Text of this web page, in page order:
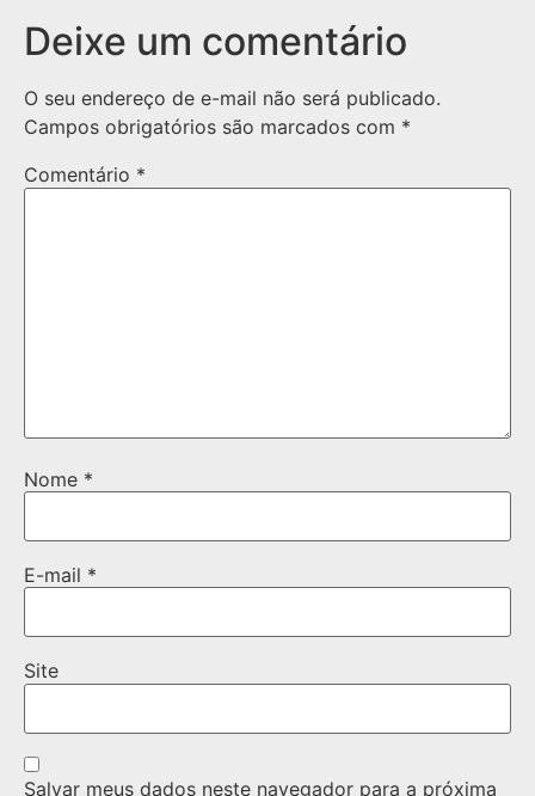
Deixe um comentário
O seu endereço de e-mail não será publicado.
Campos obrigatórios são marcados com *
Comentário *
Nome *
E-mail *
Site
Salvar meus dados neste navegador para a próxima